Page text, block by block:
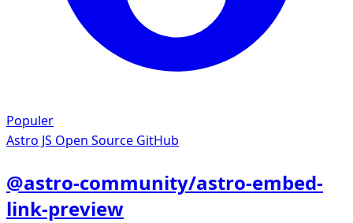
Populer
Astro JS Open Source GitHub
@astro-community/astro-embed-
link-preview